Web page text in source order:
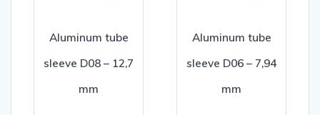
Aluminum tube
sleeve D08 – 12,7
mm
Aluminum tube
sleeve D06 – 7,94
mm